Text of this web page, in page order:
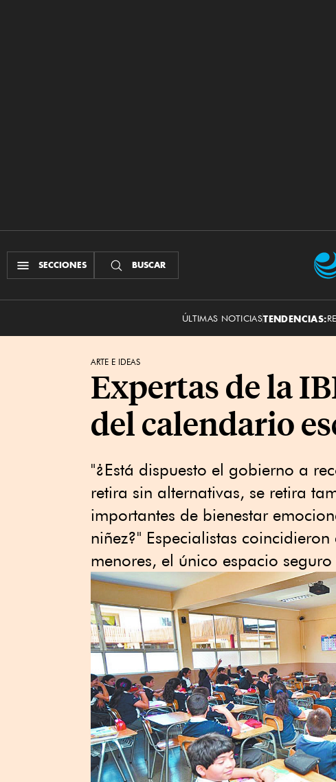
SECCIONES BUSCAR
ÚLTIMAS NOTICIASTENDENCIAS:
ARTE E IDEAS
Expertas de la
del calendario
"¿Está dispuesto el gobierno a
retira sin alternativas, se retira
importantes de bienestar
niñez?" Especialistas
menores, el único espacio